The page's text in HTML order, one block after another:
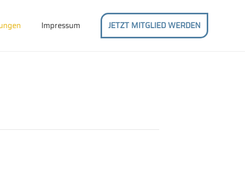
Impressum JETZT MITGLIED WERDEN